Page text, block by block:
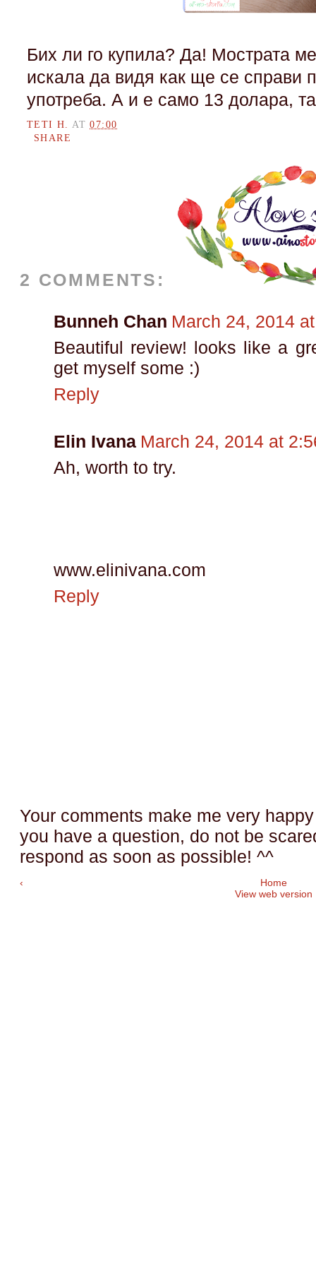
Бих ли го купила? Да! Мострата
искала да видя как ще се справи
употреба. А и е само 13 долара,
TETI H.AT07:00
SHARE
2 COMMENTS:
Bunneh Chan March 24, 2014
Beautiful review! looks like a
get myself some :)
Reply
Elin Ivana March 24, 2014 at
Ah, worth to try.
www.elinivana.com
Reply
Your comments make me very
you have a question, do not be
respond as soon as possible! ^^
‹
Home
View web version